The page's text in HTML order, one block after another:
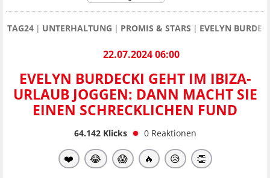
TAG24 UNTERHALTUNG PROMIS & STARS EVELYN
22.07.2024 06:00
EVELYN BURDECKI GEHT IM IBIZA-
URLAUB JOGGEN: DANN MACHT SIE
EINEN SCHRECKLICHEN FUND
64.142Klicks 0 Reaktionen
❤️ 😂 😱 🔥 😥 👏